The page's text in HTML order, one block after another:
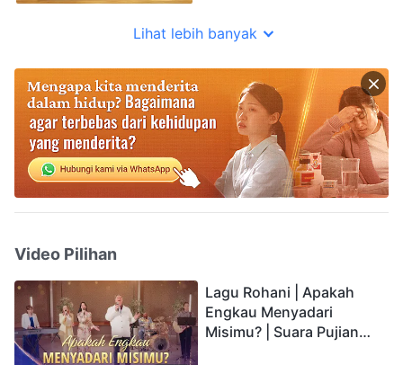
Lihat lebih banyak
Video Pilihan
Lagu Rohani | Apakah
Engkau Menyadari
Misimu? | Suara Pujian